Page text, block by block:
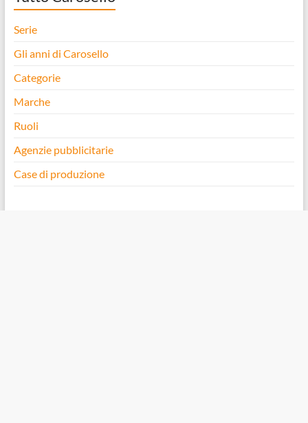
Serie
Gli anni di Carosello
Categorie
Marche
Ruoli
Agenzie pubblicitarie
Case di produzione